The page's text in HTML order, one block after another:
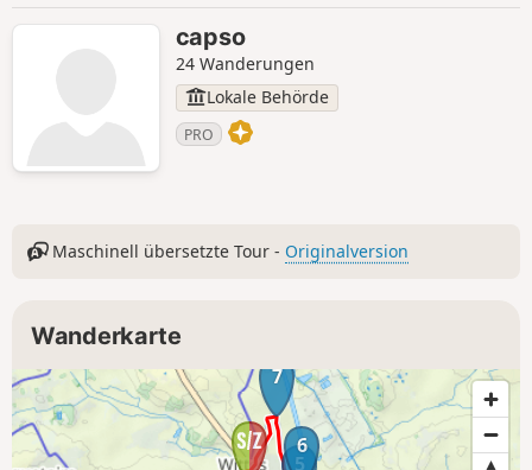
capso
24 Wanderungen
Lokale Behörde
PRO
Maschinell übersetzte Tour - Originalversion
Wanderkarte
5
6
7